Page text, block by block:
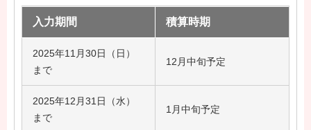
入力期間 積算時期
2025年11月30日（日）
まで
12月中旬予定
2025年12月31日（水）
まで
1月中旬予定